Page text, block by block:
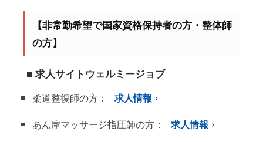
【非常勤希望で国家資格保持者の方・整体師
の方】
■ 求人サイトウェルミージョブ
柔道整復師の方：
求人情報
あん摩マッサージ指圧師の方：
求人情報